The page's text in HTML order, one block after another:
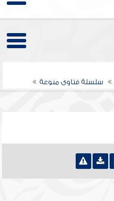
سلسلة فتاوى منوعة